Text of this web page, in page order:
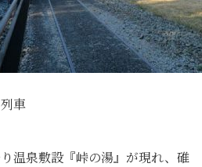
車
温泉敷設『峠の湯』が現れ、碓